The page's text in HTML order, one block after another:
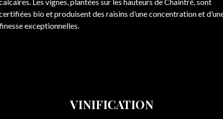
Les vignes, plantées sur les hauteurs de Chaintré, sont
bio et produisent des raisins d’une concentration et
exceptionnelles.
VINIFICATION